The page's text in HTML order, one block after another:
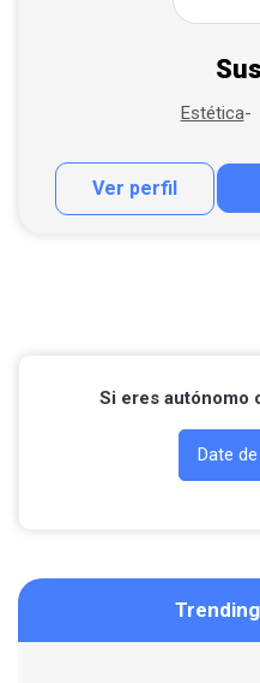
Estética
Ver perfil
Si eres autónomo
Date